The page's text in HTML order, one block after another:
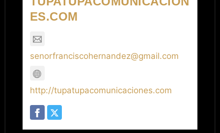
ES.COM
senorfranciscohernandez@gmail.com
http://tupatupacomunicaciones.com